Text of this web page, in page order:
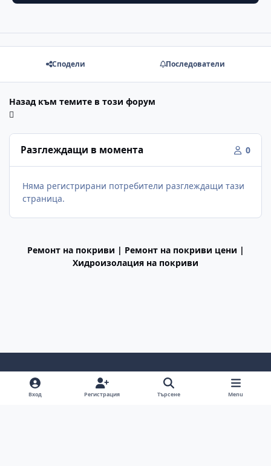
Сподели Последователи
Назад към темите в този форум
Разглеждащи в момента 0
Няма регистрирани потребители разглеждащи тази
страница.
Ремонт на покриви | Ремонт на покриви цени |
Хидроизолация на покриви
Light ModeDark ModeSystem Preference
f
Вход Регистрация Търсене Menu